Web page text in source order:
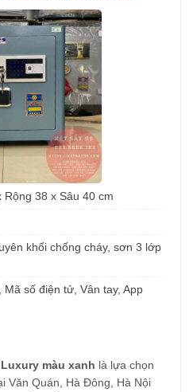
Rộng 38 x Sâu 40 cm
khối chống cháy, sơn 3 lớp
Mã số điện tử, Vân tay, App
màu xanh là lựa chọn
Văn Quán, Hà Đông, Hà Nội